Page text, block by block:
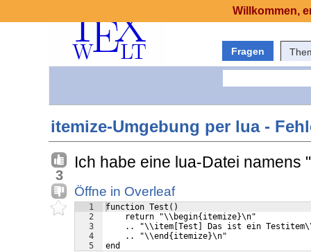
Fragen
itemize-Umgebung per lua -
3
Ich habe eine lua-Datei namens
Öffne in Overleaf
1
2
3
4
5
function Test()
    return "\\begin{itemize}\n"
.. "\\item[Test] Das ist ein
    .. "\\end{itemize}\n"
end
Willkommen,